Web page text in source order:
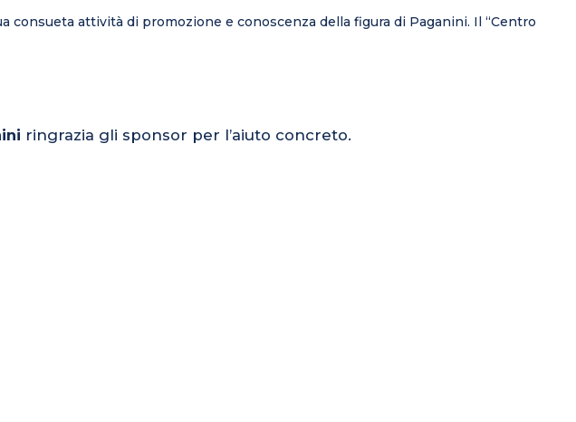
consueta attività di promozione e conoscenza della figura di Paganini. Il “Centro
ringrazia gli sponsor per l’aiuto concreto.